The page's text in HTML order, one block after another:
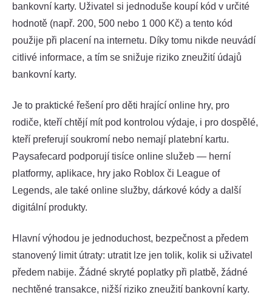
bankovní karty. Uživatel si jednoduše koupí kód v určité
hodnotě (např. 200, 500 nebo 1 000 Kč) a tento kód
použije při placení na internetu. Díky tomu nikde neuvádí
citlivé informace, a tím se snižuje riziko zneužití údajů
bankovní karty.
Je to praktické řešení pro děti hrající online hry, pro
rodiče, kteří chtějí mít pod kontrolou výdaje, i pro dospělé,
kteří preferují soukromí nebo nemají platební kartu.
Paysafecard podporují tisíce online služeb — herní
platformy, aplikace, hry jako Roblox či League of
Legends, ale také online služby, dárkové kódy a další
digitální produkty.
Hlavní výhodou je jednoduchost, bezpečnost a předem
stanovený limit útraty: utratit lze jen tolik, kolik si uživatel
předem nabije. Žádné skryté poplatky při platbě, žádné
nechtěné transakce, nižší riziko zneužití bankovní karty.